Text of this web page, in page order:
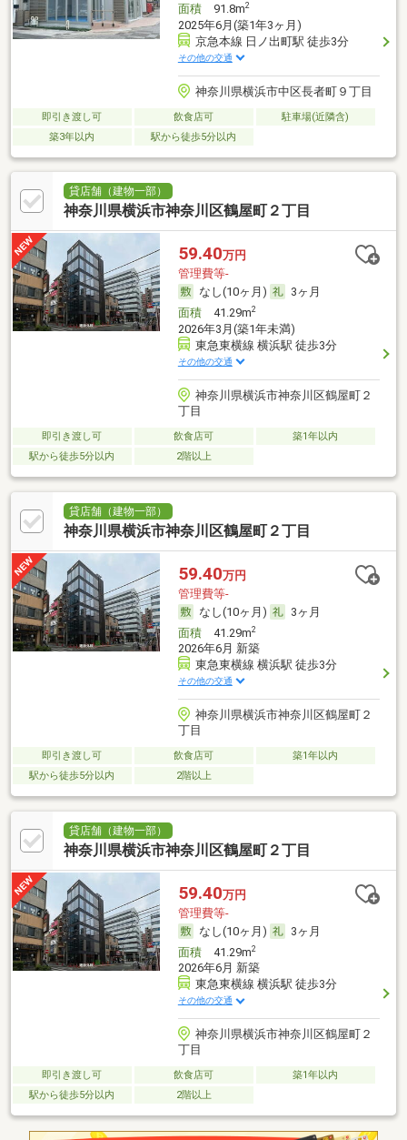
面積91.8m2
2025年6月(築1年3ヶ月)
京急本線 日ノ出町駅 徒歩3分
その他の交通
神奈川県横浜市中区長者町９丁目
即引き渡し可 飲食店可
駐車場(近隣含)
築3年以内
駅から徒歩5分以内
貸店舗（建物一部）
神奈川県横浜市神奈川区鶴屋町２丁目
59.40万円
管理費等-
なし(10ヶ月)
3ヶ月
面積41.29m2
2026年3月(築1年未満)
東急東横線 横浜駅 徒歩3分
その他の交通
神奈川県横浜市神奈川区鶴屋町２
丁目
即引き渡し可 飲食店可
築1年以内
駅から徒歩5分以内
2階以上
貸店舗（建物一部）
神奈川県横浜市神奈川区鶴屋町２丁目
59.40万円
管理費等-
なし(10ヶ月)
3ヶ月
面積41.29m2
2026年6月 新築
東急東横線 横浜駅 徒歩3分
その他の交通
神奈川県横浜市神奈川区鶴屋町２
丁目
即引き渡し可 飲食店可
築1年以内
駅から徒歩5分以内
2階以上
貸店舗（建物一部）
神奈川県横浜市神奈川区鶴屋町２丁目
59.40万円
管理費等-
なし(10ヶ月)
3ヶ月
面積41.29m2
2026年6月 新築
東急東横線 横浜駅 徒歩3分
その他の交通
神奈川県横浜市神奈川区鶴屋町２
丁目
即引き渡し可 飲食店可
築1年以内
駅から徒歩5分以内
2階以上